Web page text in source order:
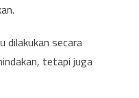
dilakukan secara
tetapi juga